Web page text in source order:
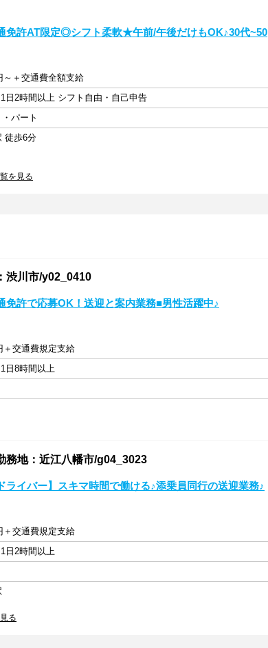
免許AT限定◎シフト柔軟★午前/午後だけもOK♪30代~50
～＋交通費全額支給
日2時間以上 シフト自由・自己申告
パート
徒歩6分
を見る
川市/y02_0410
免許で応募OK！送迎と案内業務■男性活躍中♪
＋交通費規定支給
日8時間以上
地：近江八幡市/g04_3023
ライバー】スキマ時間で働ける♪添乗員同行の送迎業務♪
＋交通費規定支給
日2時間以上
る